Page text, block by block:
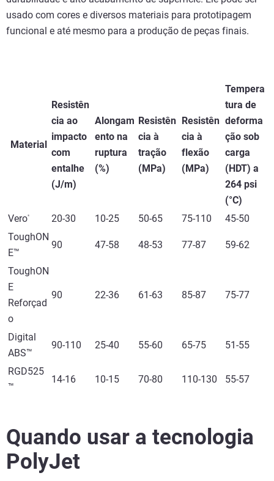
usado com cores e diversos materiais para prototipagem
funcional e até mesmo para a produção de peças finais.
Material
Resistên
cia ao
impacto
com
entalhe
(J/m)
Alongam
ento na
ruptura
(%)
Resistên
cia à
tração
(MPa)
Resistên
cia à
flexão
(MPa)
Tempera
tura de
deforma
ção sob
carga
(HDT) a
264 psi
(°C)
Vero ® 20-30 10-25 50-65 75-110
45-50
ToughON
E™
90 47-58 48-53 77-87 59-62
ToughON
E
Reforçad
o
90 22-36 61-63 85-87 75-77
Digital
ABS™
90-110 25-40 55-60 65-75 51-55
RGD525
™
14-16 10-15 70-80 110-130 55-57
Quando usar a tecnologia
PolyJet